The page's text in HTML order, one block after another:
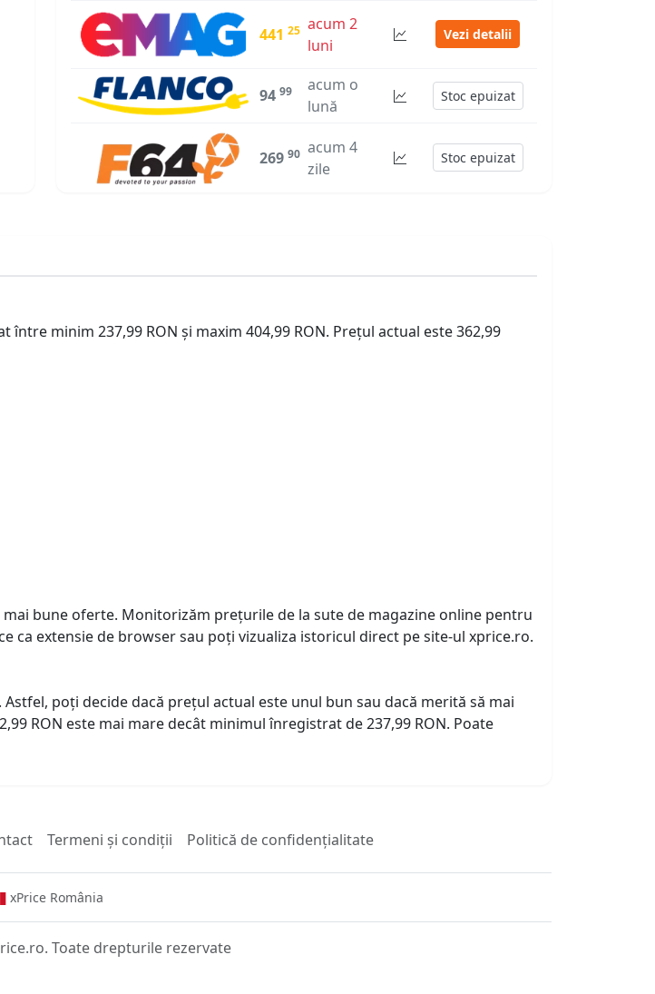
441 25 acum 2
luni
Vezi detalii
94 99
acum o
lună
Stoc epuizat
269 90 acum 4
zile
Stoc epuizat
minim 237,99 RON și maxim 404,99 RON. Prețul actual este 362,99
bune oferte. Monitorizăm prețurile de la sute de magazine online pentru
extensie de browser sau poți vizualiza istoricul direct pe site-ul xprice.ro.
poți decide dacă prețul actual este unul bun sau dacă merită să mai
RON este mai mare decât minimul înregistrat de 237,99 RON. Poate
Termeni și condiții Politică de confidențialitate
xPrice România
Toate drepturile rezervate